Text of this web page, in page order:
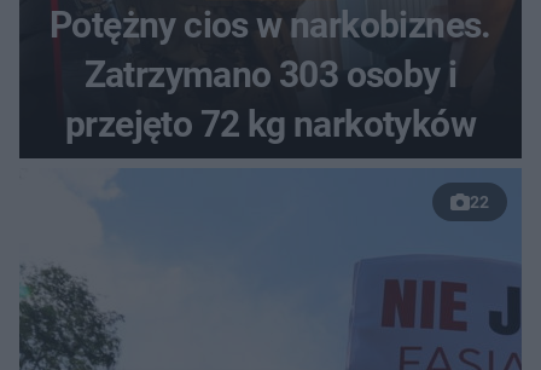
Potężny cios w narkobiznes.
Zatrzymano 303 osoby i
przejęto 72 kg narkotyków
22